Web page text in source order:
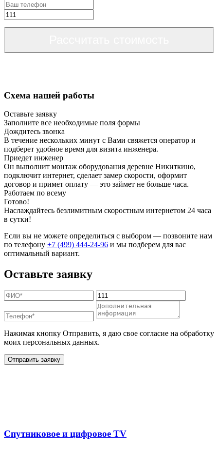
Схема нашей работы
Оставьте заявку
Заполните все необходимые поля формы
Дождитесь звонка
В течение нескольких минут с Вами свяжется оператор и
подберет удобное время для визита инженера.
Приедет инженер
Он выполнит монтаж оборудования деревне Никиткино,
подключит интернет, сделает замер скорости, оформит
договор и примет оплату — это займет не больше часа.
Работаем по всему
Готово!
Наслаждайтесь безлимитным скоростным интернетом 24 часа
в сутки!
Если вы не можете определиться с выбором — позвоните нам
по телефону +7 (499) 444-24-96 и мы подберем для вас
оптимальный вариант.
Оставьте заявку
Нажимая кнопку Отправить, я даю свое согласие на обработку
моих персональных данных.
Отправить заявку
Спутниковое и цифровое TV